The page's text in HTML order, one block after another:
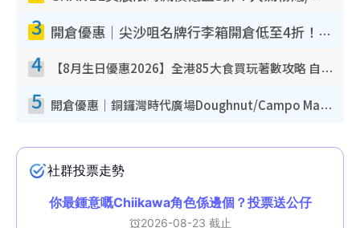
3 開倉優惠｜尖沙咀名牌行李箱開倉低至4折！一連5日 American Tourister/ace./Hallmark $200起！
4 【8月生日優惠2026】全港85大食買玩著數攻略 自助餐/火鍋放題同行免費＋誠品/DONKI送現金券
5 開倉優惠｜銅鑼灣時代廣場Doughnut/Campo Marzio開倉低至1折！背囊、書包、手袋劈價$200起